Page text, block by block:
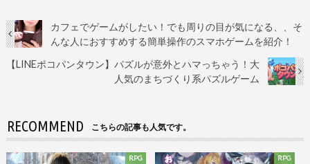
カフェでゲームがしたい！でも周りの目が気になる、、そ
んな人におすすめする簡単操作のスマホゲームを紹介！
【LINEポコパンタウン】パズルが意外とハマっちゃう！大
人気のまちづくり系パズルゲーム
RECOMMEND こちらの記事も人気です。
RPG RPG